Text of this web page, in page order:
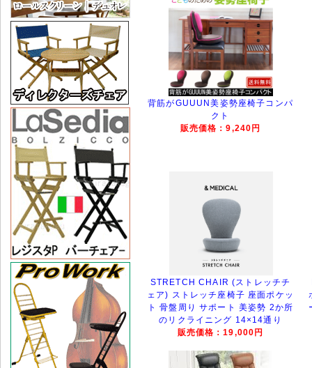
背筋がGUUUN美姿勢座椅子コンパ
クト
販売価格：9,240円
STRETCH CHAIR (ストレッチチ
ェア) ストレッチ座椅子 座面ポケッ
ト 骨盤周り サポート 美姿勢 2か所
のリクライニング 14×14通り
販売価格：19,000円